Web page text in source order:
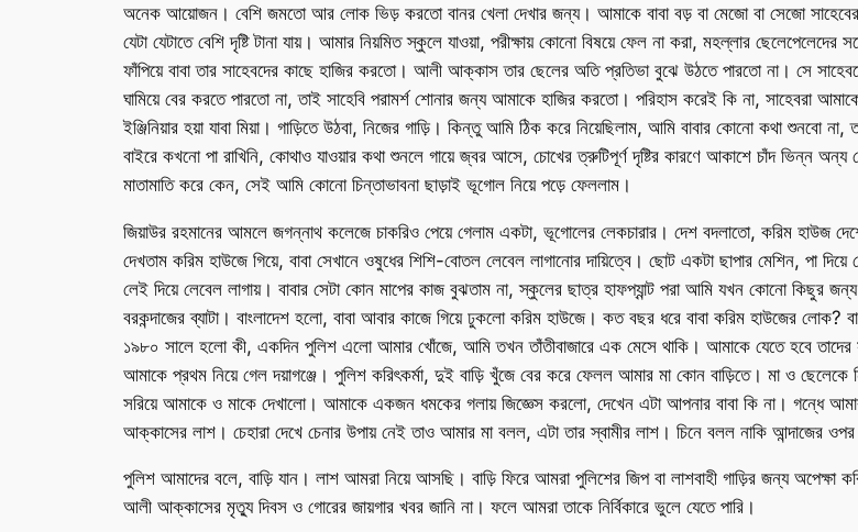
অনেক আয়োজন। বেশি জমতো আর লোক ভিড় করতো বানর খেলা দেখার জন্য। আমাকে বাবা বড় বা মেজো বা সেজো সাহেবের
যেটা যেটাতে বেশি দৃষ্টি টানা যায়। আমার নিয়মিত স্কুলে যাওয়া, পরীক্ষায় কোনো বিষয়ে ফেল না করা, মহল্লার
ফাঁপিয়ে বাবা তার সাহেবদের কাছে হাজির করতো। আলী আক্কাস তার ছেলের অতি প্রতিভা বুঝে উঠতে পারতো না। সে
ঘামিয়ে বের করতে পারতো না, তাই সাহেবি পরামর্শ শোনার জন্য আমাকে হাজির করতো। পরিহাস করেই কি না, সাহেবরা
ইঞ্জিনিয়ার হয়া যাবা মিয়া। গাড়িতে উঠবা, নিজের গাড়ি। কিন্তু আমি ঠিক করে নিয়েছিলাম, আমি বাবার কোনো কথা শুনবো
বাইরে কখনো পা রাখিনি, কোথাও যাওয়ার কথা শুনলে গায়ে জ্বর আসে, চোখের ত্রুটিপূর্ণ দৃষ্টির কারণে আকাশে চাঁদ ভিন্ন অন্য
মাতামাতি করে কেন, সেই আমি কোনো চিন্তাভাবনা ছাড়াই ভূগোল নিয়ে পড়ে ফেললাম।
জিয়াউর রহমানের আমলে জগন্নাথ কলেজে চাকরিও পেয়ে গেলাম একটা, ভূগোলের লেকচারার। দেশ বদলাতো, করিম হাউজ
দেখতাম করিম হাউজে গিয়ে, বাবা সেখানে ওষুধের শিশি-বোতল লেবেল লাগানোর দায়িত্বে। ছোট একটা ছাপার মেশিন, পা দিয়ে
লেই দিয়ে লেবেল লাগায়। বাবার সেটা কোন মাপের কাজ বুঝতাম না, স্কুলের ছাত্র হাফপ্যান্ট পরা আমি যখন কোনো কিছুর
বরকন্দাজের ব্যাটা। বাংলাদেশ হলো, বাবা আবার কাজে গিয়ে ঢুকলো করিম হাউজে। কত বছর ধরে বাবা করিম হাউজের লোক?
১৯৮০ সালে হলো কী, একদিন পুলিশ এলো আমার খোঁজে, আমি তখন তাঁতীবাজারে এক মেসে থাকি। আমাকে যেতে হবে
আমাকে প্রথম নিয়ে গেল দয়াগঞ্জে। পুলিশ করিৎকর্মা, দুই বাড়ি খুঁজে বের করে ফেলল আমার মা কোন বাড়িতে। মা ও
সরিয়ে আমাকে ও মাকে দেখালো। আমাকে একজন ধমকের গলায় জিজ্ঞেস করলো, দেখেন এটা আপনার বাবা কি না। গন্ধে
আক্কাসের লাশ। চেহারা দেখে চেনার উপায় নেই তাও আমার মা বলল, এটা তার স্বামীর লাশ। চিনে বলল নাকি আন্দাজের
পুলিশ আমাদের বলে, বাড়ি যান। লাশ আমরা নিয়ে আসছি। বাড়ি ফিরে আমরা পুলিশের জিপ বা লাশবাহী গাড়ির জন্য
আলী আক্কাসের মৃত্যু দিবস ও গোরের জায়গার খবর জানি না। ফলে আমরা তাকে নির্বিকারে ভুলে যেতে পারি।